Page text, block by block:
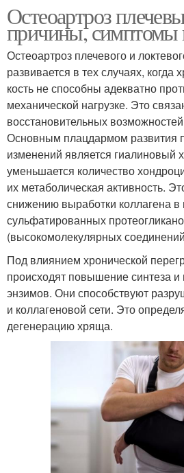
Остеоартроз
причины, симптомы
Остеоартроз плечевого и
развивается в тех случаях, когда
кость не способны адекватно
механической нагрузке. Это
восстановительных возможностей
Основным плацдармом развития
изменений является гиалиновый
уменьшается количество
их метаболическая активность.
снижению выработки коллагена
сульфатированных
(высокомолекулярных
Под влиянием хронической
происходят повышение синтеза
энзимов. Они способствуют
и коллагеновой сети. Это
дегенерацию хряща.